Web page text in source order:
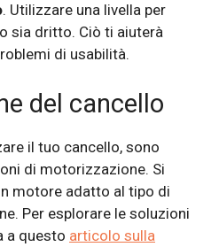
. Utilizzare una livella per
sia dritto. Ciò ti aiuterà
di usabilità.
del cancello
il tuo cancello, sono
di motorizzazione. Si
motore adatto al tipo di
Per esplorare le soluzioni
a questo articolo sulla